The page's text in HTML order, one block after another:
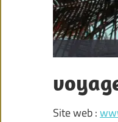
Site web :